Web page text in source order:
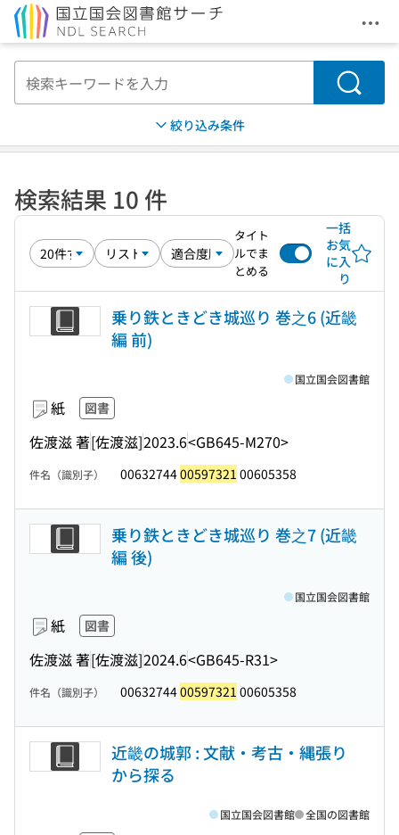
メ
検索
絞り込み条件
検索結果 10 件
タイト
ルでま
とめる
一括
お気
に入
り
乗り鉄ときどき城巡り 巻之6 (近畿
編 前)
紙 図書
佐渡滋 著[佐渡滋]2023.6<GB645-M270>
国立国会図書館
件名（識別子） 0063274400597321 00605358
乗り鉄ときどき城巡り 巻之7 (近畿
編 後)
紙 図書
佐渡滋 著[佐渡滋]2024.6<GB645-R31>
国立国会図書館
件名（識別子） 0063274400597321 00605358
近畿の城郭 : 文献・考古・縄張り
から探る
国立国会図書館 全国の図書館